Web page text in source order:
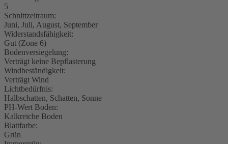
5
Schnittzeitraum:
Juni, Juli, August, September
Widerstandsfähigkeit:
Gut (Zone 6)
Bodenversiegelung:
Verträgt keine Bepflasterung
Windbeständigkeit:
Verträgt Wind
Lichtbedürfnis:
Halbschatten, Schatten, Sonne
PH-Wert Boden:
Kalkreiche Boden
Blattfarbe:
Grün